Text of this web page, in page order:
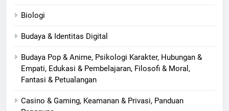
Biologi
Budaya & Identitas Digital
Budaya Pop & Anime, Psikologi Karakter, Hubungan &
Empati, Edukasi & Pembelajaran, Filosofi & Moral,
Fantasi & Petualangan
Casino & Gaming, Keamanan & Privasi, Panduan